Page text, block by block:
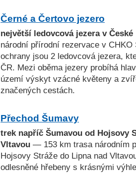
Černé a Čertovo jezero
největší ledovcová jezera v
národní přírodní rezervace v CHKO
ochrany jsou 2 ledovcová jezera,
ČR. Mezi oběma jezery probíhá
území výskyt vzácné květeny a
značených cestách.
Přechod Šumavy
trek napříč Šumavou od Hojsovy
Vltavou — 153 km trasa národním
Hojsovy Stráže do Lipna nad
odlesněné hřebeny s krásnými